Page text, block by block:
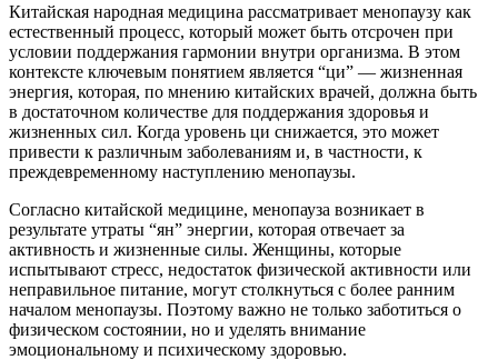
Китайская народная медицина рассматривает менопаузу как
естественный процесс, который может быть отсрочен при
условии поддержания гармонии внутри организма. В этом
контексте ключевым понятием является “ци” — жизненная
энергия, которая, по мнению китайских врачей, должна быть
в достаточном количестве для поддержания здоровья и
жизненных сил. Когда уровень ци снижается, это может
привести к различным заболеваниям и, в частности, к
преждевременному наступлению менопаузы.
Согласно китайской медицине, менопауза возникает в
результате утраты “ян” энергии, которая отвечает за
активность и жизненные силы. Женщины, которые
испытывают стресс, недостаток физической активности или
неправильное питание, могут столкнуться с более ранним
началом менопаузы. Поэтому важно не только заботиться о
физическом состоянии, но и уделять внимание
эмоциональному и психическому здоровью.